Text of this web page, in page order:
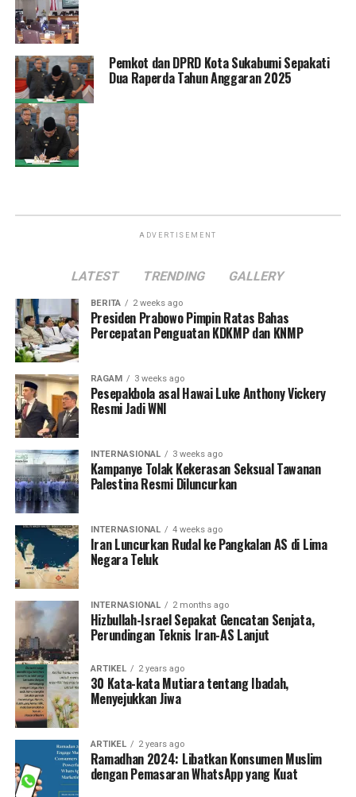
Pemkot dan DPRD Kota Sukabumi Sepakati
Dua Raperda Tahun Anggaran 2025
ADVERTISEMENT
LATEST TRENDING GALLERY
BERITA 2 weeks ago
Presiden Prabowo Pimpin Ratas Bahas
Percepatan Penguatan KDKMP dan KNMP
RAGAM 3 weeks ago
Pesepakbola asal Hawai Luke Anthony Vickery
Resmi Jadi WNI
INTERNASIONAL 3 weeks ago
Kampanye Tolak Kekerasan Seksual Tawanan
Palestina Resmi Diluncurkan
INTERNASIONAL 4 weeks ago
Iran Luncurkan Rudal ke Pangkalan AS di Lima
Negara Teluk
INTERNASIONAL 2 months ago
Hizbullah-Israel Sepakat Gencatan Senjata,
Perundingan Teknis Iran-AS Lanjut
ARTIKEL 2 years ago
30 Kata-kata Mutiara tentang Ibadah,
Menyejukkan Jiwa
ARTIKEL 2 years ago
Ramadhan 2024: Libatkan Konsumen Muslim
dengan Pemasaran WhatsApp yang Kuat